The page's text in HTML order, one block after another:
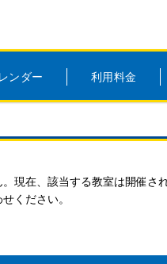
ンダー 利用料金
現在、該当する教室は開催さ
ください。